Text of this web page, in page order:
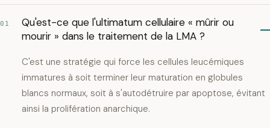
01
Qu'est-ce que l'ultimatum cellulaire « mûrir ou
mourir » dans le traitement de la LMA ?
C'est une stratégie qui force les cellules leucémiques
immatures à soit terminer leur maturation en globules
blancs normaux, soit à s'autodétruire par apoptose, évitant
ainsi la prolifération anarchique.